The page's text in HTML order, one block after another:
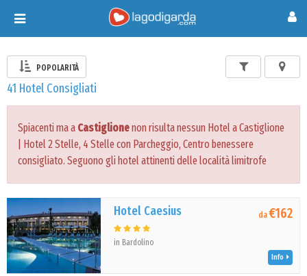
Toggle
navigation
POPOLARITÀ
41 Hotel Consigliati
Spiacenti ma a Castiglionenon risulta nessun Hotel a Castiglione
| Hotel 2 Stelle, 4 Stelle con Parcheggio, Centro benessere
consigliato. Seguono gli hotel attinenti delle località limitrofe
Hotel Caesius
in Bardolino
da€162
Info